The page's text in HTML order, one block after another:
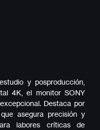
y posproducción,
4K, el monitor SONY
Destaca por
asegura precisión y
labores críticas de